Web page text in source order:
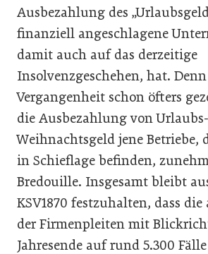
Ausbezahlung des
finanziell angeschlagene
damit auch auf das derzeitige
Insolvenzgeschehen, hat.
Vergangenheit schon öfters
die Ausbezahlung von
Weihnachtsgeld jene Betriebe,
in Schieflage befinden,
Bredouille. Insgesamt bleibt
KSV1870 festzuhalten, dass
der Firmenpleiten mit
Jahresende auf rund 5.300